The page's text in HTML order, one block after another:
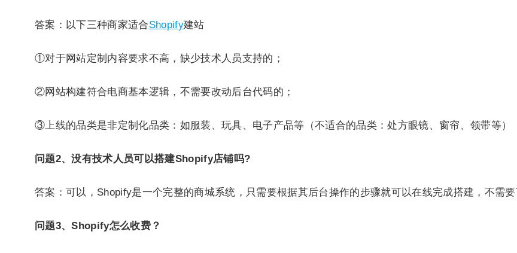
答案：以下三种商家适合Shopify建站
①对于网站定制内容要求不高，缺少技术人员支持的；
②网站构建符合电商基本逻辑，不需要改动后台代码的；
③上线的品类是非定制化品类：如服装、玩具、电子产品等（不适合的品类：处方眼镜、窗帘、领带等）
问题2、没有技术人员可以搭建Shopify店铺吗?
答案：可以，Shopify是一个完整的商城系统，只需要根据其后台操作的步骤就可以在线完成搭建，不需要
问题3、Shopify怎么收费？